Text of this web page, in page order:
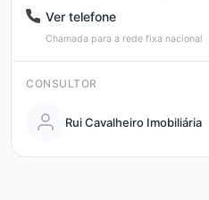
Ver telefone
Chamada para a rede fixa nacional
CONSULTOR
Rui Cavalheiro Imobiliária